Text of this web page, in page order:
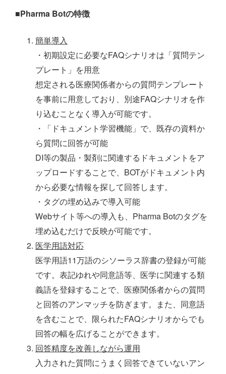
■Pharma Botの特徴
簡単導入
・初期設定に必要なFAQシナリオは「質問テン
プレート」を用意
想定される医療関係者からの質問テンプレート
を事前に用意しており、別途FAQシナリオを作
り込むことなく導入が可能です。
・「ドキュメント学習機能」で、既存の資料か
ら質問に回答が可能
DI等の製品・製剤に関連するドキュメントをア
ップロードすることで、BOTがドキュメント内
から必要な情報を探して回答します。
・タグの埋め込みで導入可能
Webサイト等への導入も、Pharma Botのタグを
埋め込むだけで反映が可能です。
医学用語対応
医学用語11万語のシソーラス辞書の登録が可能
です。表記ゆれや同意語等、医学に関連する類
義語を登録することで、医療関係者からの質問
と回答のアンマッチを防ぎます。また、同意語
を含むことで、限られたFAQシナリオからでも
回答の幅を広げることができます。
回答精度を改善しながら運用
入力された質問にうまく回答できていないアン